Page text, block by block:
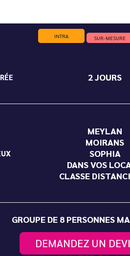
INTRA SUR-MESURE
2 JOURS
MEYLAN
MOIRANS
SOPHIA
DANS VOS
CLASSE
GROUPE DE 8 PERSONNES
DEMANDEZ UN